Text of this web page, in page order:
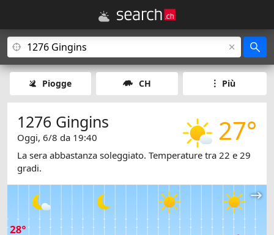
Piogge CH Più
27°
1276 Gingins
Oggi, 6/8 da 19:40
La sera abbastanza soleggiato. Temperature tra 22 e 29
gradi.